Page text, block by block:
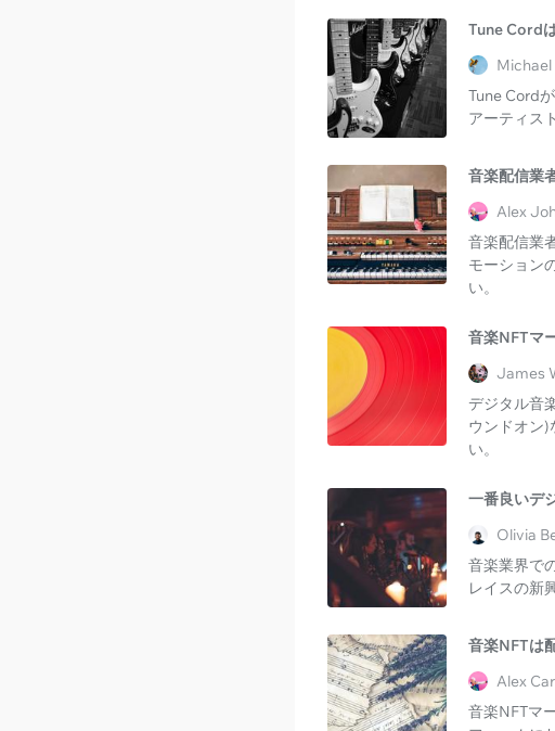
Tune Cord
Michael
Tune Cord
アーティス
音楽配信業
Alex
音楽配信業
モーション
い。
音楽NFTマ
James
デジタル音
ウンドオン)
い。
一番良いデ
Olivia
音楽業界で
レイスの新
音楽NFTは
Alex
音楽NFTマ